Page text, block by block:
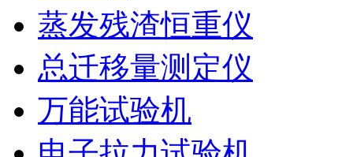
蒸发残渣恒重仪
总迁移量测定仪
万能试验机